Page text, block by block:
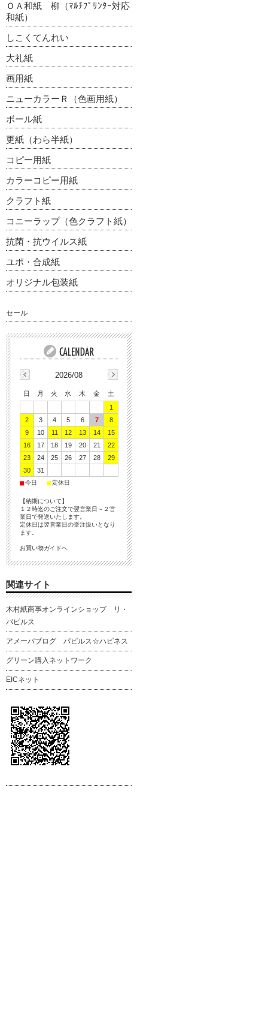
ＯＡ和紙 柳（ﾏﾙﾁﾌﾟﾘﾝﾀｰ対応
和紙）
しこくてんれい
大礼紙
画用紙
ニューカラーＲ（色画用紙）
ボール紙
更紙（わら半紙）
コピー用紙
カラーコピー用紙
クラフト紙
コニーラップ（色クラフト紙）
抗菌・抗ウイルス紙
ユポ・合成紙
オリジナル包装紙
セール
2026/08
日 月 火 水 木 金
土
1
2
3 4 5 6 7
8
9
10 11 12 13 14
15
16
17 18 19 20 21
22
23
24 25 26 27 28
29
30
31
■今日 ■定休日
【納期について】
１２時迄のご注文で翌営業日～２営
業日で発送いたします。
定休日は翌営業日の受注扱いとなり
ます。
お買い物ガイドへ
関連サイト
木村紙商事オンラインショップ リ・
パピルス
アメーバブログ パピルス☆ハピネス
グリーン購入ネットワーク
EICネット